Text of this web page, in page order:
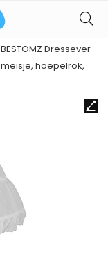
BESTOMZ Dressever
hoepelrok,